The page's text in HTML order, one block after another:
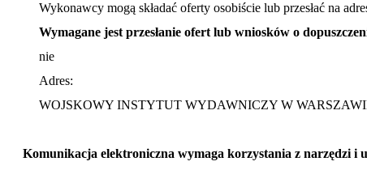
Wykonawcy mogą składać oferty osobiście lub przesłać na
Wymagane jest przesłanie ofert lub wniosków o
nie
Adres:
WOJSKOWY INSTYTUT WYDAWNICZY W
Komunikacja elektroniczna wymaga korzystania z narzędzi i